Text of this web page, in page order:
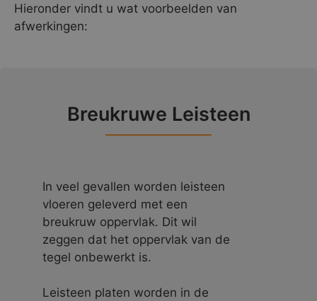
Hieronder vindt u wat voorbeelden van
afwerkingen:
Breukruwe Leisteen
In veel gevallen worden leisteen
vloeren geleverd met een
breukruw oppervlak. Dit wil
zeggen dat het oppervlak van de
tegel onbewerkt is.
Leisteen platen worden in de